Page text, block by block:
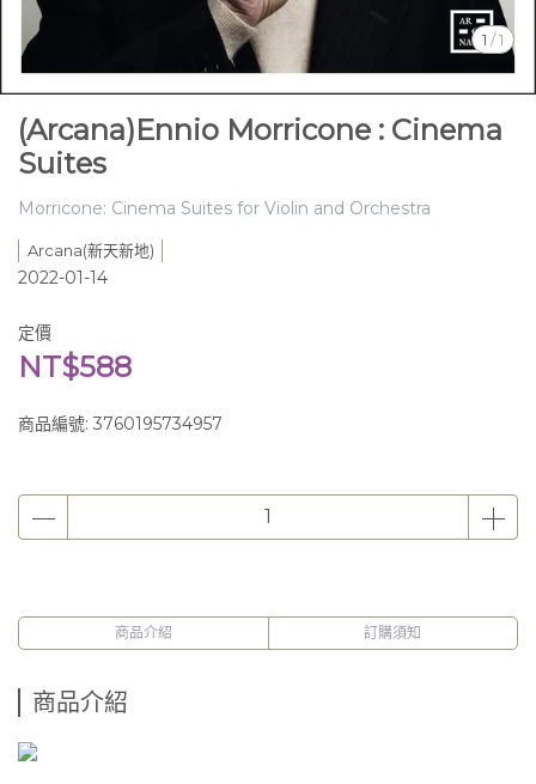
1 /1
(Arcana)Ennio Morricone : Cinema
Suites
Morricone: Cinema Suites for Violin and Orchestra
Arcana(新天新地)
2022-01-14
定價
NT$588
商品編號: 3760195734957
商品介紹 訂購須知
商品介紹